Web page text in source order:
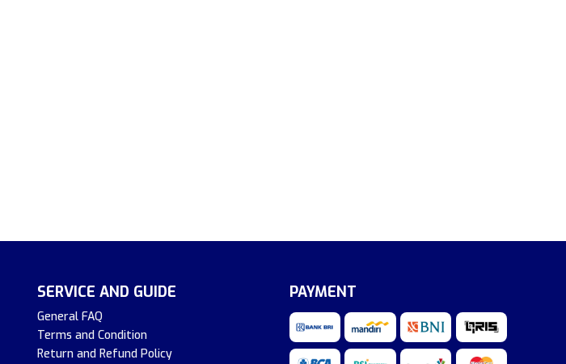
SERVICE AND GUIDE
General FAQ
Terms and Condition
Return and Refund Policy
PAYMENT